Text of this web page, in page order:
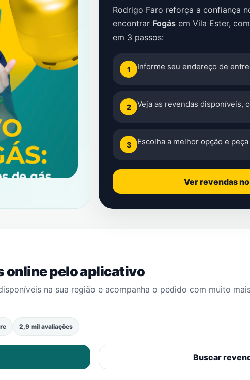
Rodrigo Faro reforça a confiança
encontrar Fogás em Vila Ester,
em 3 passos:
1 Informe seu endereço de
2 Veja as revendas disponíveis,
3 Escolha a melhor opção e
Ver revendas
online pelo aplicativo
na sua região e acompanha o pedido com muito
2,9 mil avaliações
Buscar